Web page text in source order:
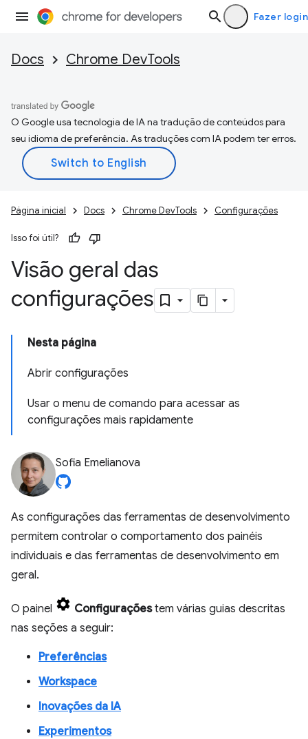
Fazer login
Docs Chrome DevTools
O Google usa tecnologia de IA na tradução de conteúdos para
seu idioma de preferência. As traduções com IA podem ter erros.
Página inicial Docs Chrome DevTools Configurações
Isso foi útil?
Visão geral das
configurações
Nesta página
Abrir configurações
Usar o menu de comando para acessar as
configurações mais rapidamente
Sofia Emelianova
As configurações das ferramentas de desenvolvimento
permitem controlar o comportamento dos painéis
individuais e das ferramentas de desenvolvimento em
geral.
O painel Configuraçõestem várias guias descritas
nas seções a seguir:
Preferências
Workspace
Inovações da IA
Experimentos